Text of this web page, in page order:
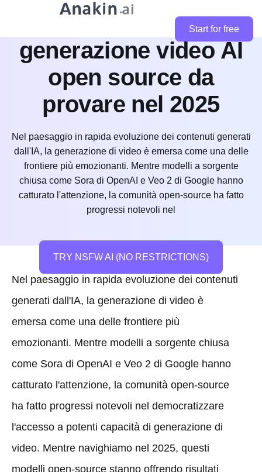
Start for free
I 10 migliori modelli di
generazione video AI
open source da
provare nel 2025
Nel paesaggio in rapida evoluzione dei contenuti generati
dall'IA, la generazione di video è emersa come una delle
frontiere più emozionanti. Mentre modelli a sorgente
chiusa come Sora di OpenAI e Veo 2 di Google hanno
catturato l'attenzione, la comunità open-source ha fatto
progressi notevoli nel
TRY NSFW AI (NO RESTRICTIONS)
Nel paesaggio in rapida evoluzione dei contenuti
generati dall'IA, la generazione di video è
emersa come una delle frontiere più
emozionanti. Mentre modelli a sorgente chiusa
come Sora di OpenAI e Veo 2 di Google hanno
catturato l'attenzione, la comunità open-source
ha fatto progressi notevoli nel democratizzare
l'accesso a potenti capacità di generazione di
video. Mentre navighiamo nel 2025, questi
modelli open-source stanno offrendo risultati